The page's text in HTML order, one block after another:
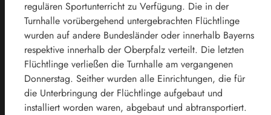
regulären Sportunterricht zu Verfügung. Die in der
Turnhalle vorübergehend untergebrachten Flüchtlinge
wurden auf andere Bundesländer oder innerhalb Bayerns
respektive innerhalb der Oberpfalz verteilt. Die letzten
Flüchtlinge verließen die Turnhalle am vergangenen
Donnerstag. Seither wurden alle Einrichtungen, die für
die Unterbringung der Flüchtlinge aufgebaut und
installiert worden waren, abgebaut und abtransportiert.